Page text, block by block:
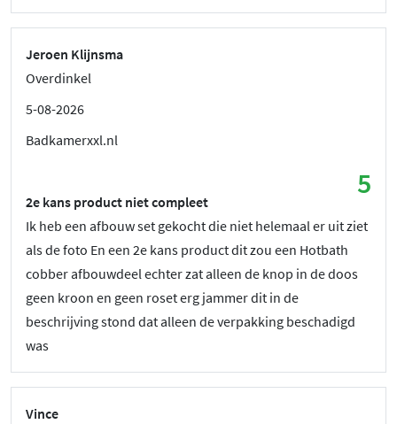
Jeroen Klijnsma
Overdinkel
5-08-2026
Badkamerxxl.nl
5
2e kans product niet compleet
Ik heb een afbouw set gekocht die niet helemaal er uit ziet
als de foto En een 2e kans product dit zou een Hotbath
cobber afbouwdeel echter zat alleen de knop in de doos
geen kroon en geen roset erg jammer dit in de
beschrijving stond dat alleen de verpakking beschadigd
was
Vince